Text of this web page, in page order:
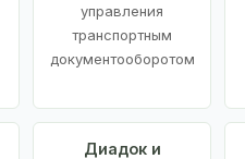
управления
транспортным
документооборотом
Диадок и